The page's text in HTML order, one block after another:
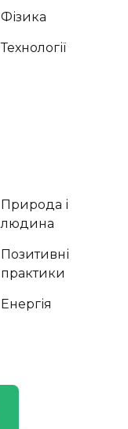
Фізика
Технології
Природа і
людина
Позитивні
практики
Енергія